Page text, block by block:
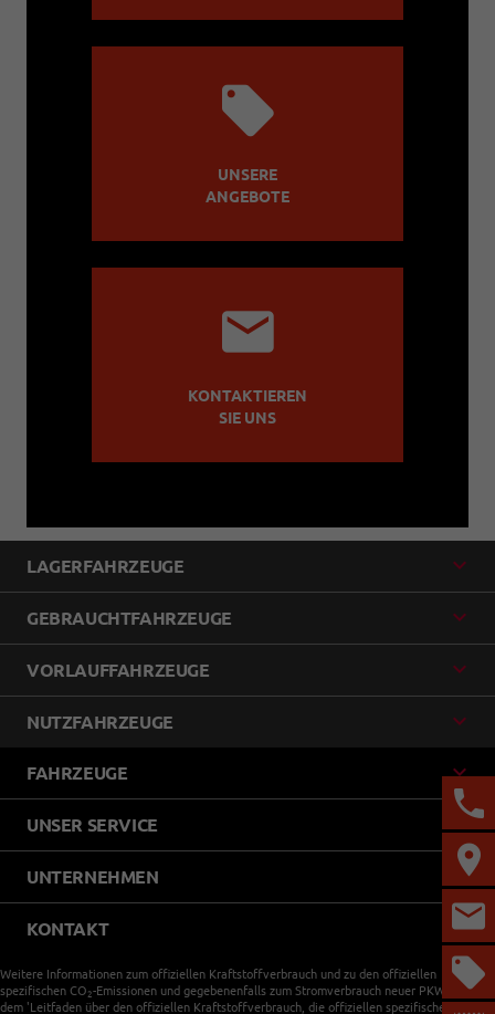
UNSERE
ANGEBOTE
KONTAKTIEREN
SIE UNS
LAGERFAHRZEUGE
GEBRAUCHTFAHRZEUGE
VORLAUFFAHRZEUGE
NUTZFAHRZEUGE
FAHRZEUGE
UNSER SERVICE
UNTERNEHMEN
KONTAKT
Weitere Informationen zum offiziellen Kraftstoffverbrauch und zu den offiziellen
spezifischen CO 2-Emissionen und gegebenenfalls zum Stromverbrauch neuer PKW können
dem 'Leitfaden über den offiziellen Kraftstoffverbrauch, die offiziellen spezifischen CO